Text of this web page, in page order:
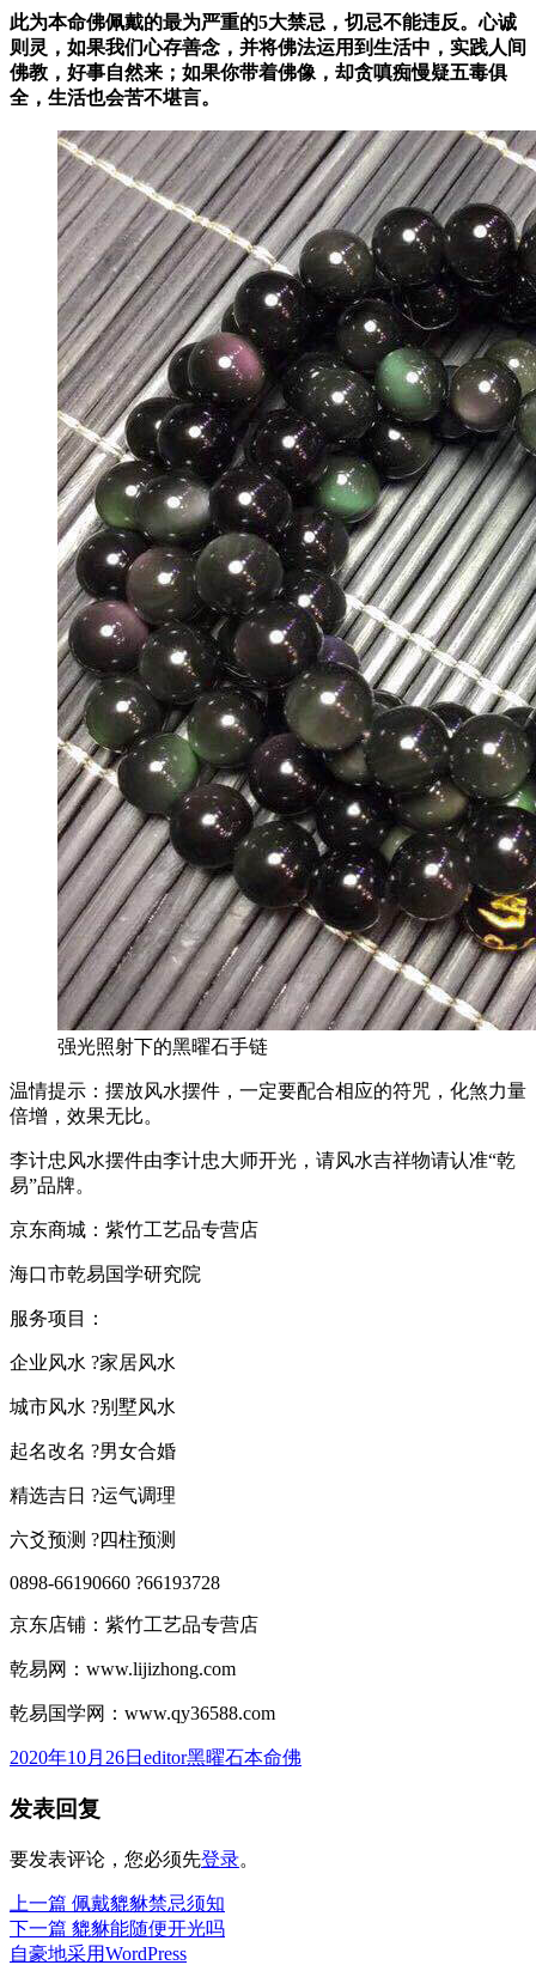
此为本命佛佩戴的最为严重的5大禁忌，切忌不能违反。心诚
则灵，如果我们心存善念，并将佛法运用到生活中，实践人间
佛教，好事自然来；如果你带着佛像，却贪嗔痴慢疑五毒俱
全，生活也会苦不堪言。
强光照射下的黑曜石手链
温情提示：摆放风水摆件，一定要配合相应的符咒，化煞力量
倍增，效果无比。
李计忠风水摆件由李计忠大师开光，请风水吉祥物请认准“乾
易”品牌。
京东商城：紫竹工艺品专营店
海口市乾易国学研究院
服务项目：
企业风水 ?家居风水
城市风水 ?别墅风水
起名改名 ?男女合婚
精选吉日 ?运气调理
六爻预测 ?四柱预测
0898-66190660 ?66193728
京东店铺：紫竹工艺品专营店
乾易网：www.lijizhong.com
乾易国学网：www.qy36588.com
发
于
2020年10月26日 作
editor分
黑曜石本命佛
发表回复
要发表评论，您必须先登录。
文
章
上一篇 上
篇
文
佩戴貔貅禁忌须知
下一篇 下
篇
貔貅能随便开光吗
自豪地采用WordPress